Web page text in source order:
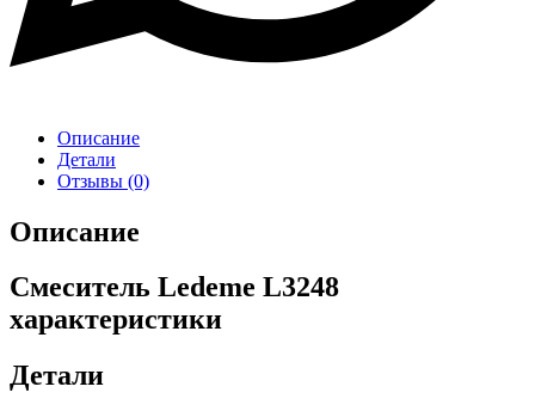
Описание
Детали
Отзывы (0)
Описание
Смеситель Ledeme L3248
характеристики
Детали